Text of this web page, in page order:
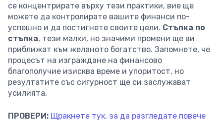
се концентрирате върху тези практики, вие ще
можете да контролирате вашите финанси по-
успешно и да постигнете своите цели. Стъпка по
стъпка, тези малки, но значими промени ще ви
приближат към желаното богатство. Запомнете, че
процесът на изграждане на финансово
благополучие изисква време и упоритост, но
резултатите със сигурност ще си заслужават
усилията.
ПРОВЕРИ: Щракнете тук, за да разгледате повече